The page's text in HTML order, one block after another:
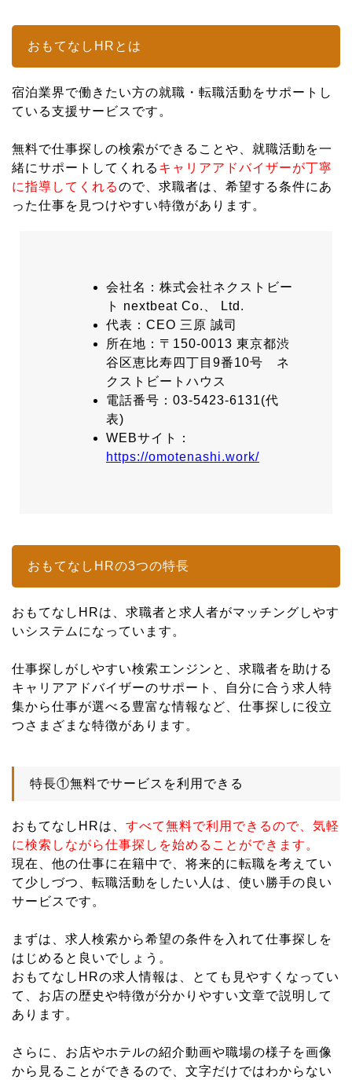
おもてなしHRとは
宿泊業界で働きたい方の就職・転職活動をサポートし
ている支援サービスです。
無料で仕事探しの検索ができることや、就職活動を一
緒にサポートしてくれる キャリアアドバイザーが丁寧
に指導してくれるので、求職者は、希望する条件にあ
った仕事を見つけやすい特徴があります。
会社名：株式会社ネクストビー
ト nextbeat Co.、 Ltd.
代表：CEO 三原 誠司
所在地：〒150-0013 東京都渋
谷区恵比寿四丁目9番10号 ネ
クストビートハウス
電話番号：03-5423-6131(代
表)
WEBサイト：
https://omotenashi.work/
おもてなしHRの3つの特長
おもてなしHRは、求職者と求人者がマッチングしやす
いシステムになっています。
仕事探しがしやすい検索エンジンと、求職者を助ける
キャリアアドバイザーのサポート、自分に合う求人特
集から仕事が選べる豊富な情報など、仕事探しに役立
つさまざまな特徴があります。
特長①無料でサービスを利用できる
おもてなしHRは、 すべて無料で利用できるので、気軽
に検索しながら仕事探しを始めることができます。
現在、他の仕事に在籍中で、将来的に転職を考えてい
て少しづつ、転職活動をしたい人は、使い勝手の良い
サービスです。
まずは、求人検索から希望の条件を入れて仕事探しを
はじめると良いでしょう。
おもてなしHRの求人情報は、とても見やすくなってい
て、お店の歴史や特徴が分かりやすい文章で説明して
あります。
さらに、お店やホテルの紹介動画や職場の様子を画像
から見ることができるので、文字だけではわからない